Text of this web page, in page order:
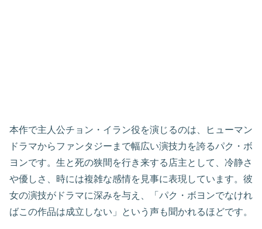
本作で主人公チョン・イラン役を演じるのは、ヒューマン
ドラマからファンタジーまで幅広い演技力を誇るパク・ボ
ヨンです。生と死の狭間を行き来する店主として、冷静さ
や優しさ、時には複雑な感情を見事に表現しています。彼
女の演技がドラマに深みを与え、「パク・ボヨンでなけれ
ばこの作品は成立しない」という声も聞かれるほどです。